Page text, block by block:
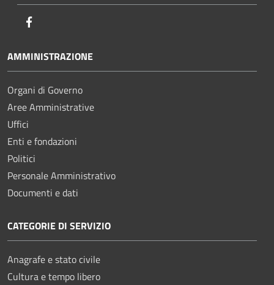
AMMINISTRAZIONE
Organi di Governo
Aree Amministrative
Uffici
Enti e fondazioni
Politici
Personale Amministrativo
Documenti e dati
CATEGORIE DI SERVIZIO
Anagrafe e stato civile
Cultura e tempo libero